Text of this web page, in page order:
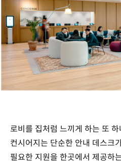
로비를 집처럼 느끼게 하는 또
컨시어지는 단순한 안내 데스크
필요한 지원을 한곳에서 제공하